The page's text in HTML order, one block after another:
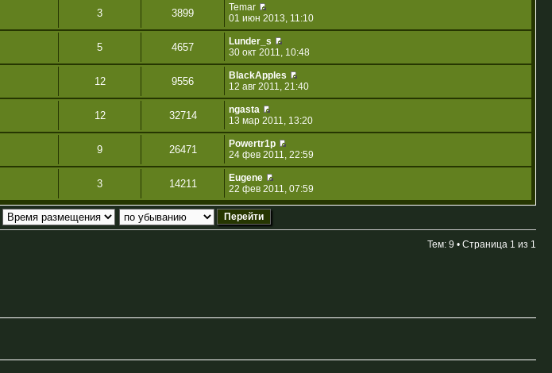
3 3899
Temar
01 июн 2013, 11:10
5 4657
Lunder_s
30 окт 2011, 10:48
12 9556
BlackApples
12 авг 2011, 21:40
12 32714
ngasta
13 мар 2011, 13:20
9 26471
Powertr1p
24 фев 2011, 22:59
3 14211
Eugene
22 фев 2011, 07:59
Тем: 9 • Страница 1 из 1